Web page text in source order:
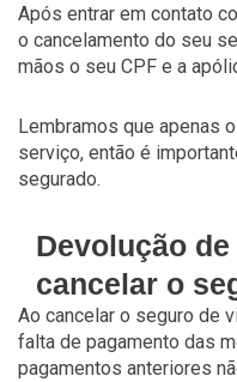
Após entrar em contato
o cancelamento do seu
mãos o seu CPF e a
Lembramos que apenas
serviço, então é
segurado.
Devolução
cancelar o
Ao cancelar o seguro de
falta de pagamento das
pagamentos anteriores